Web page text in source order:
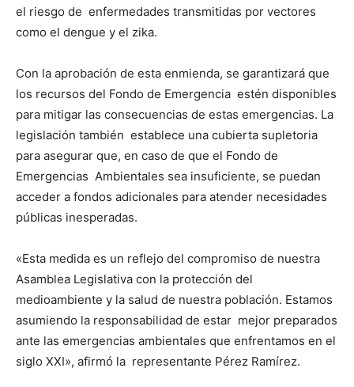
el riesgo de enfermedades transmitidas por vectores
como el dengue y el zika.
Con la aprobación de esta enmienda, se garantizará que
los recursos del Fondo de Emergencia estén disponibles
para mitigar las consecuencias de estas emergencias. La
legislación también establece una cubierta supletoria
para asegurar que, en caso de que el Fondo de
Emergencias Ambientales sea insuficiente, se puedan
acceder a fondos adicionales para atender necesidades
públicas inesperadas.
«Esta medida es un reflejo del compromiso de nuestra
Asamblea Legislativa con la protección del
medioambiente y la salud de nuestra población. Estamos
asumiendo la responsabilidad de estar mejor preparados
ante las emergencias ambientales que enfrentamos en el
siglo XXI», afirmó la representante Pérez Ramírez.